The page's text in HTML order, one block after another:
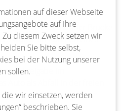
Höhe der Edendorfer Brücke
wurde im Rahmen eines
Freigabe im
auf dieser Webseite
auf Ihre
diesem Zweck setzen wir
Sie bitte selbst,
bei der Nutzung unserer
sollen.
die wir einsetzen, werden
beschrieben. Sie